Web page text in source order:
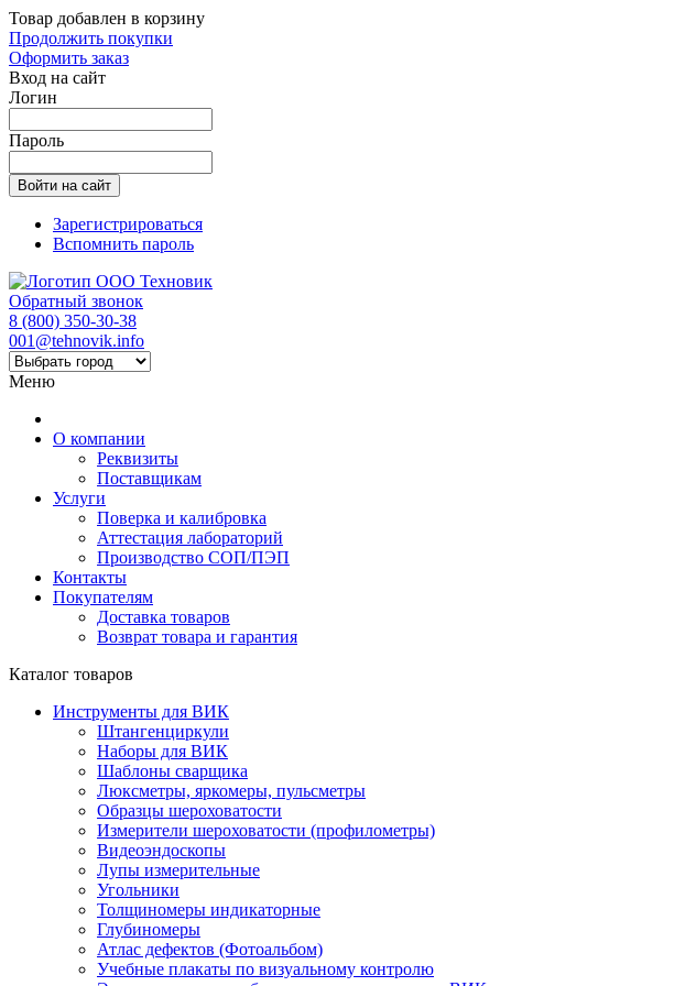
Товар добавлен в корзину
Продолжить покупки
Оформить заказ
Вход на сайт
Логин
Пароль
Зарегистрироваться
Вспомнить пароль
Обратный звонок
8 (800) 350-30-38
001@tehnovik.info
Меню
О компании
Реквизиты
Поставщикам
Услуги
Поверка и калибровка
Аттестация лабораторий
Производство СОП/ПЭП
Контакты
Покупателям
Доставка товаров
Возврат товара и гарантия
Каталог товаров
Инструменты для ВИК
Штангенциркули
Наборы для ВИК
Шаблоны сварщика
Люксметры, яркомеры, пульсметры
Образцы шероховатости
Измерители шероховатости (профилометры)
Видеоэндоскопы
Лупы измерительные
Угольники
Толщиномеры индикаторные
Глубиномеры
Атлас дефектов (Фотоальбом)
Учебные плакаты по визуальному контролю